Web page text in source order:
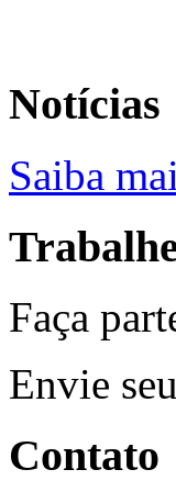
Notícias
Saiba
Faça
Envie
Contato